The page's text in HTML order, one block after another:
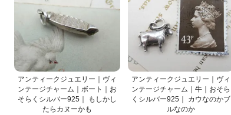
アンティークジュエリー｜ヴィ
ンテージチャーム｜ボート｜お
そらくシルバー925｜ もしかし
たらカヌーかも
アンティークジュエリー｜ヴィ
ンテージチャーム｜牛｜おそら
くシルバー925｜ カウなのかブ
ルなのか